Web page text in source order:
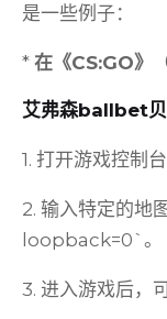
是一些例子：
* 在《CS:GO》
艾弗森ballbet
1. 打开游戏控制台
2. 输入特定的地
loopback=0`。
3. 进入游戏后，